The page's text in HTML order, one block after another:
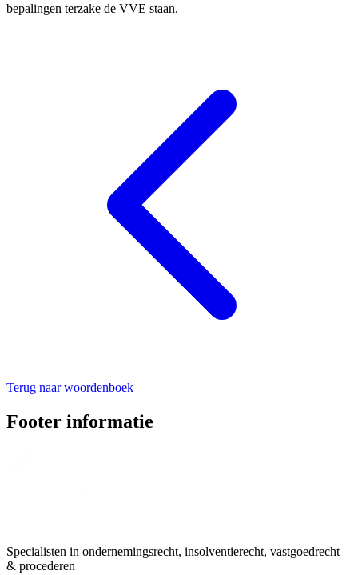
bepalingen terzake de VVE staan.
Terug naar woordenboek
Footer informatie
Specialisten in ondernemingsrecht, insolventierecht, vastgoedrecht
& procederen